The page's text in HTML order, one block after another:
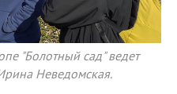
"Болотный сад" ведет
Неведомская.